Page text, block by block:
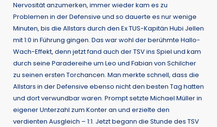
Nervosität anzumerken, immer wieder kam es zu
Problemen in der Defensive und so dauerte es nur wenige
Minuten, bis die Allstars durch den Ex TUS-Kapitän Hubi Jellen
mit 1:0 in Führung gingen. Das war wohl der berühmte Hallo-
Wach-Effekt, denn jetzt fand auch der TSV ins Spiel und kam
durch seine Paradereihe um Leo und Fabian von Schilcher
zu seinen ersten Torchancen. Man merkte schnell, dass die
Allstars in der Defensive ebenso nicht den besten Tag hatten
und dort verwundbar waren. Prompt setzte Michael Müller in
eigener Unterzahl zum Konter an und erzielte den
verdienten Ausgleich – 1:1. Jetzt begann die Stunde des TSV